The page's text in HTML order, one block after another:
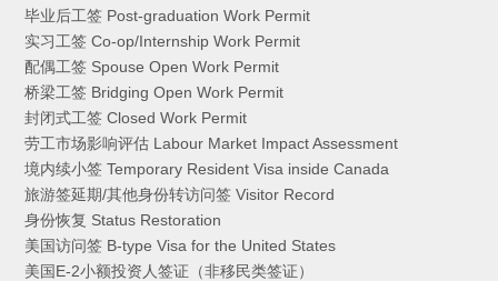
毕业后工签 Post-graduation Work Permit
实习工签 Co-op/Internship Work Permit
配偶工签 Spouse Open Work Permit
桥梁工签 Bridging Open Work Permit
封闭式工签 Closed Work Permit
劳工市场影响评估 Labour Market Impact Assessment
境内续小签 Temporary Resident Visa inside Canada
旅游签延期/其他身份转访问签 Visitor Record
身份恢复 Status Restoration
美国访问签 B-type Visa for the United States
美国E-2小额投资人签证（非移民类签证）